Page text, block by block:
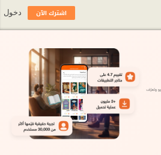
اشترك الآن دخول